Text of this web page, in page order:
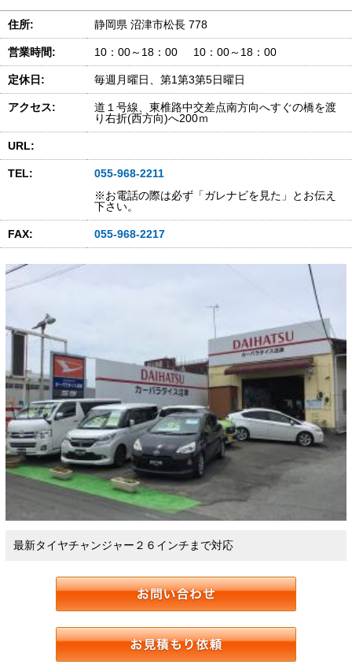
住所: 静岡県 沼津市松長 778
営業時間: 10：00～18：00 10：00～18：00
定休日: 毎週月曜日、第1第3第5日曜日
アクセス:
道１号線、東椎路中交差点南方向へすぐの橋を渡
り右折(西方向)へ200ｍ
URL:
TEL:
055-968-2211
※お電話の際は必ず「ガレナビを見た」とお伝え
下さい。
FAX: 055-968-2217
最新タイヤチャンジャー２６インチまで対応